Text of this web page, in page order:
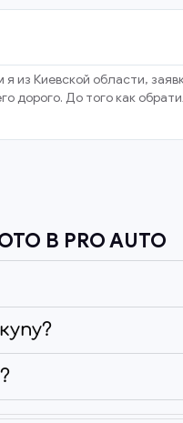
Киевской области,
дорого. До того как
В PRO AUTO